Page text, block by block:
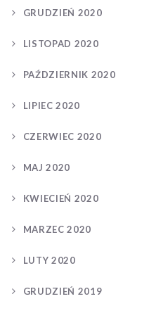
GRUDZIEŃ 2020
LISTOPAD 2020
PAŹDZIERNIK 2020
LIPIEC 2020
CZERWIEC 2020
MAJ 2020
KWIECIEŃ 2020
MARZEC 2020
LUTY 2020
GRUDZIEŃ 2019